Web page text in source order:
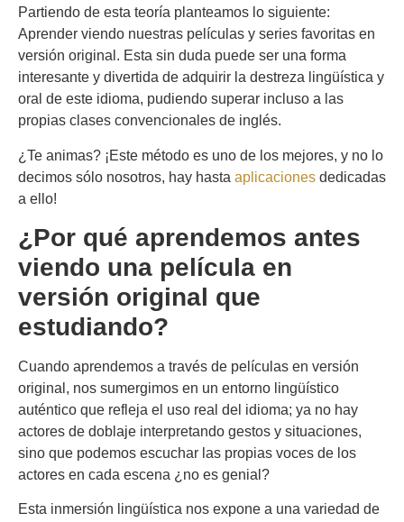
Partiendo de esta teoría planteamos lo siguiente:
Aprender viendo nuestras películas y series favoritas en
versión original. Esta sin duda puede ser una forma
interesante y divertida de adquirir la destreza lingüística y
oral de este idioma, pudiendo superar incluso a las
propias clases convencionales de inglés.
¿Te animas? ¡Este método es uno de los mejores, y no lo
decimos sólo nosotros, hay hasta aplicaciones dedicadas
a ello!
¿Por qué aprendemos antes
viendo una película en
versión original que
estudiando?
Cuando aprendemos a través de películas en versión
original, nos sumergimos en un entorno lingüístico
auténtico que refleja el uso real del idioma; ya no hay
actores de doblaje interpretando gestos y situaciones,
sino que podemos escuchar las propias voces de los
actores en cada escena ¿no es genial?
Esta inmersión lingüística nos expone a una variedad de